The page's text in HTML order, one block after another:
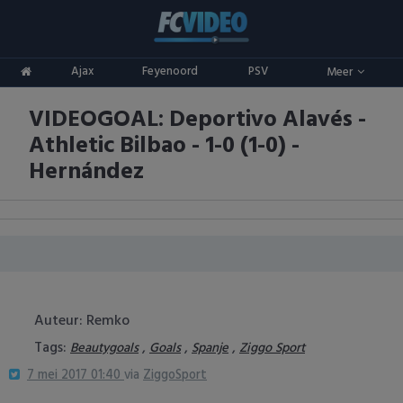
Ajax Feyenoord PSV Meer
ADO Den Haag
Ajax
AZ
Feyenoord
Competities
Eredivisie
Keuken Kampioen Divisie
Europa League
Oranje
Goals & Samenvattingen
VIDEOGOAL: Deportivo Alavés -
Athletic Bilbao - 1-0 (1-0) -
Hernández
Auteur: Remko
Tags: Beautygoals, Goals, Spanje, Ziggo Sport
7 mei 2017 01:40via ZiggoSport